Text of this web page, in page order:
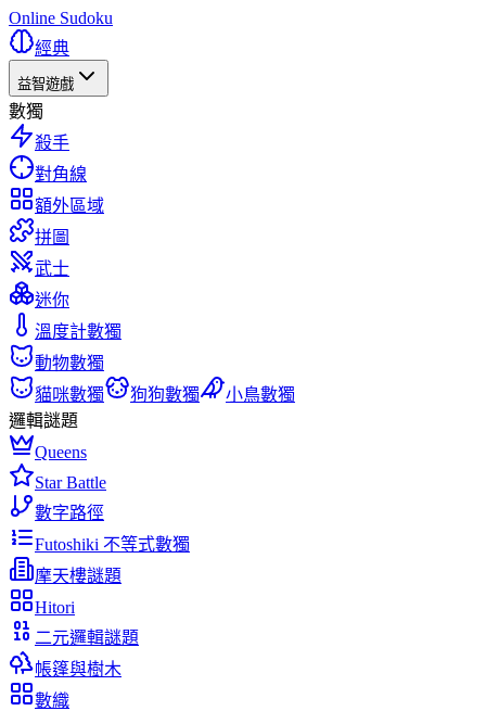
Online Sudoku
經典
益智遊戲
數獨
殺手
對角線
額外區域
拼圖
武士
迷你
溫度計數獨
動物數獨
貓咪數獨
狗狗數獨
小鳥數獨
邏輯謎題
Queens
Star Battle
數字路徑
Futoshiki 不等式數獨
摩天樓謎題
Hitori
二元邏輯謎題
帳篷與樹木
數織